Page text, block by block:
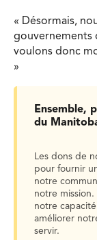
« Désormais,
gouvernements
voulons donc
»
Ensemble,
du
Les dons de
pour fournir
notre
notre
notre
améliorer
servir.